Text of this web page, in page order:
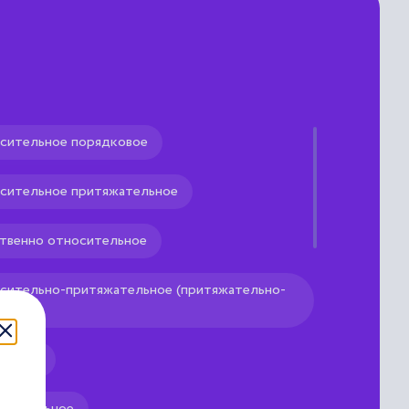
автономную
порядковое
притяжательное
относительное
притяжательное (притяжательно-